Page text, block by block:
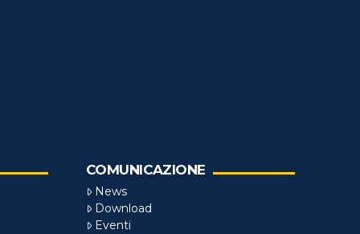
COMUNICAZIONE
News
Download
Eventi